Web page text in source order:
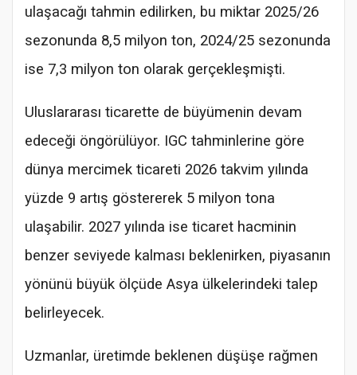
ulaşacağı tahmin edilirken, bu miktar 2025/26
sezonunda 8,5 milyon ton, 2024/25 sezonunda
ise 7,3 milyon ton olarak gerçekleşmişti.
Uluslararası ticarette de büyümenin devam
edeceği öngörülüyor. IGC tahminlerine göre
dünya mercimek ticareti 2026 takvim yılında
yüzde 9 artış göstererek 5 milyon tona
ulaşabilir. 2027 yılında ise ticaret hacminin
benzer seviyede kalması beklenirken, piyasanın
yönünü büyük ölçüde Asya ülkelerindeki talep
belirleyecek.
Uzmanlar, üretimde beklenen düşüşe rağmen